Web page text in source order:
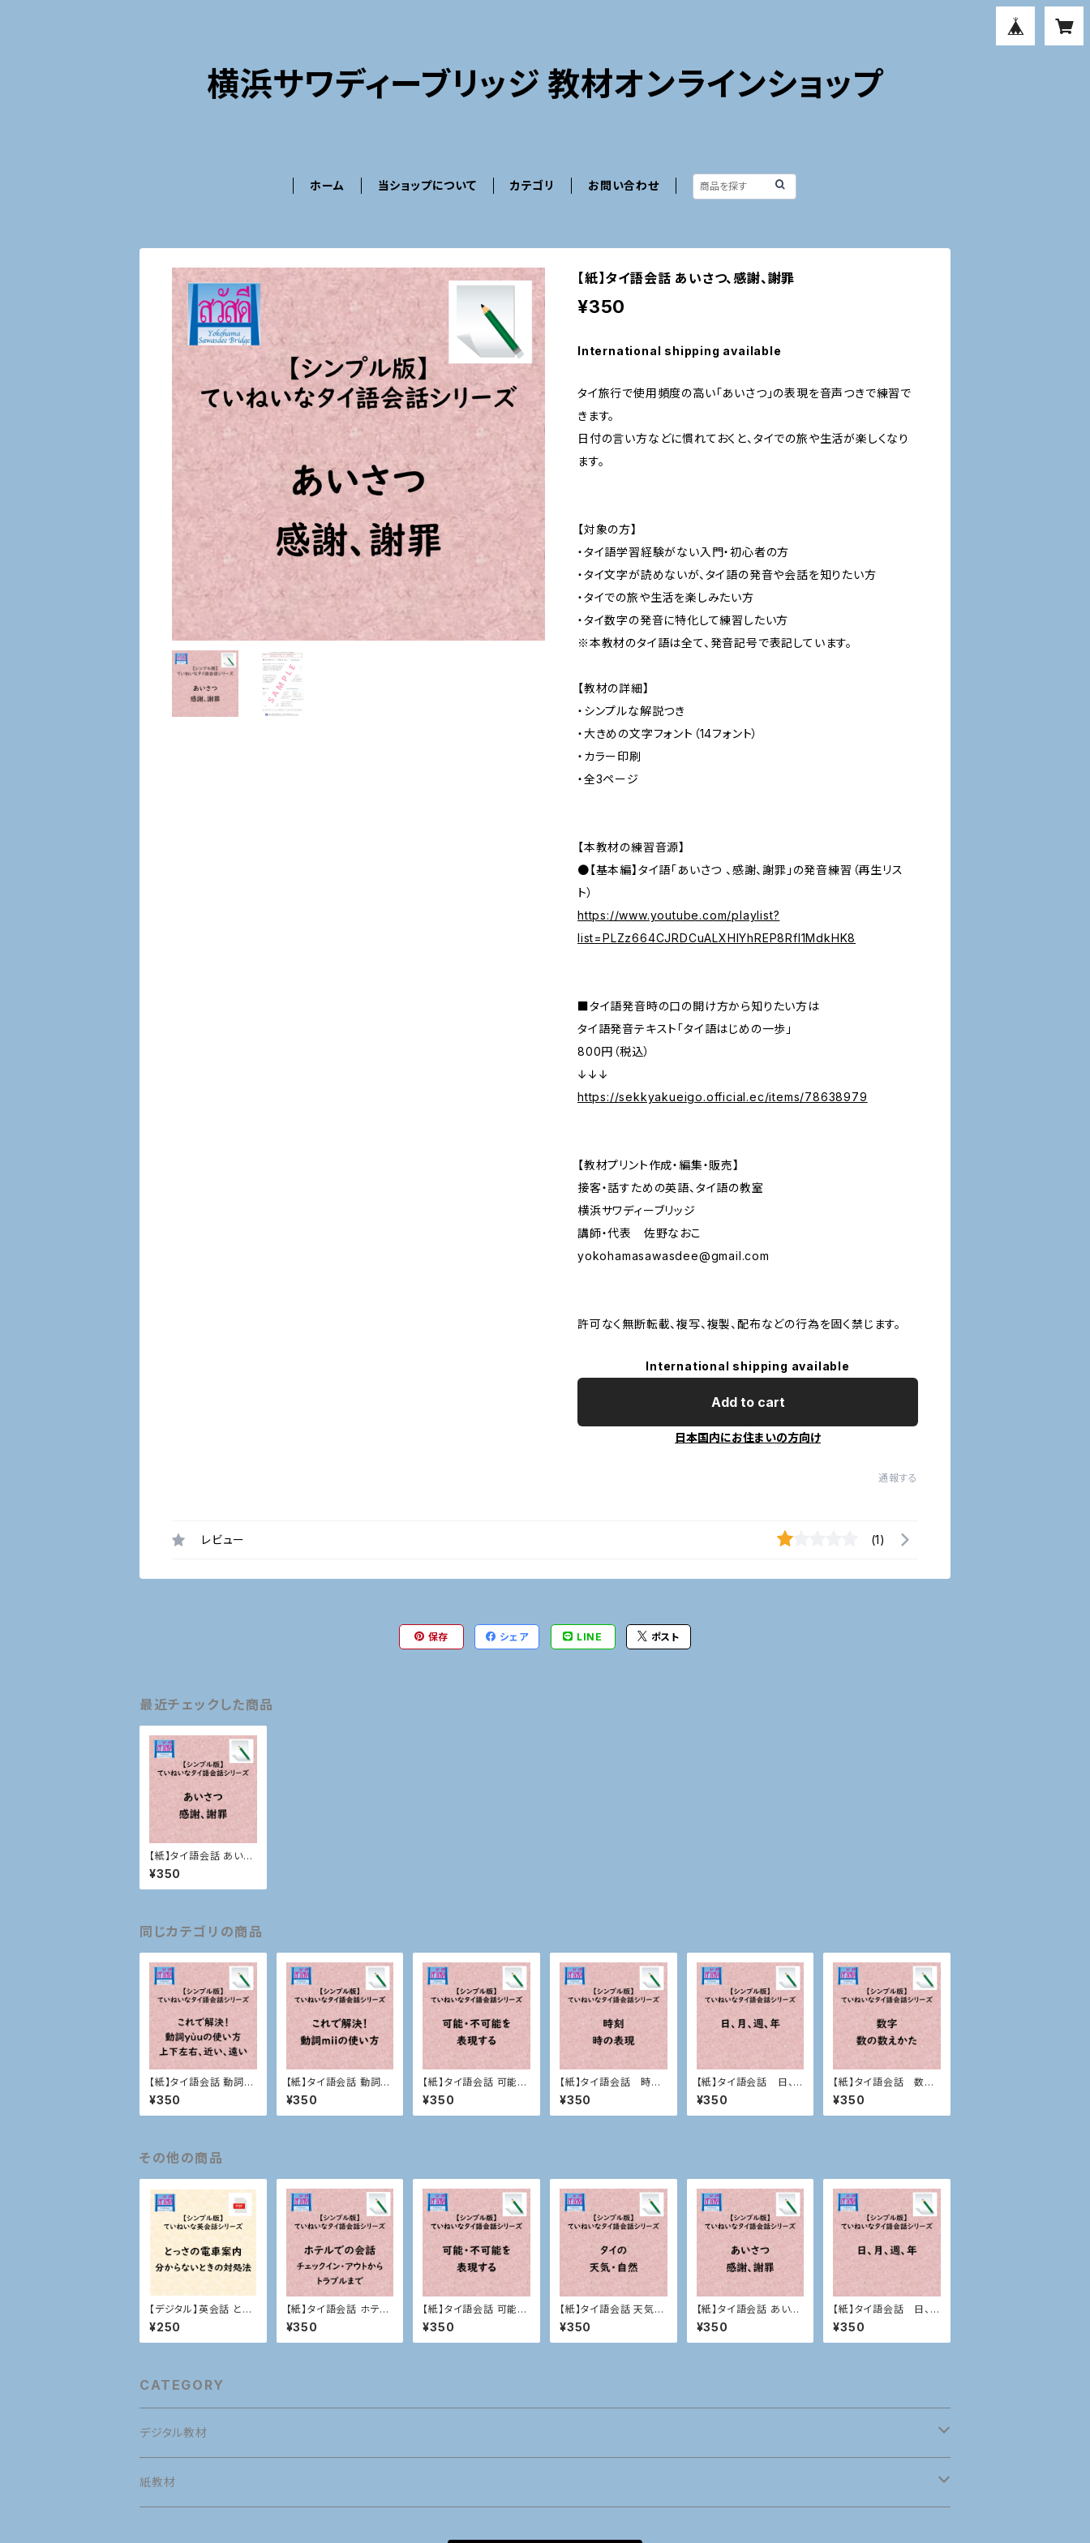
横浜サワディーブリッジ 教材オンラインショップ
ホーム 当ショップについて カテゴリ お問い合わせ
【紙】タイ語会話 あいさつ、感謝、謝罪
¥350
International shipping available
タイ旅行で使用頻度の高い「あいさつ」の表現を音声つきで練習で
きます。
日付の言い方などに慣れておくと、タイでの旅や生活が楽しくなり
ます。
【対象の方】
・タイ語学習経験がない入門・初心者の方
・タイ文字が読めないが、タイ語の発音や会話を知りたい方
・タイでの旅や生活を楽しみたい方
・タイ数字の発音に特化して練習したい方
※本教材のタイ語は全て、発音記号で表記しています。
【教材の詳細】
・シンプルな解説つき
・大きめの文字フォント（14フォント）
・カラー印刷
・全3ページ
【本教材の練習音源】
●【基本編】タイ語「あいさつ 、感謝、謝罪」の発音練習（再生リス
ト）
https://www.youtube.com/playlist?
list=PLZz664CJRDCuALXHlYhREP8Rfl1MdkHK8
■タイ語発音時の口の開け方から知りたい方は
タイ語発音テキスト「タイ語はじめの一歩」
800円（税込）
↓↓↓
https://sekkyakueigo.official.ec/items/78638979
【教材プリント作成・編集・販売】
接客・話すための英語、タイ語の教室
横浜サワディーブリッジ
講師・代表 佐野なおこ
yokohamasawasdee@gmail.com
許可なく無断転載、複写、複製、配布などの行為を固く禁じます。
International shipping available
Add to cart
日本国内にお住まいの方向け
通報する
レビュー (1)
保存 シェア LINE ポスト
最近チェックした商品
【紙】タイ語会話 あいさ
つ、感謝、謝罪
¥350
同じカテゴリの商品
【紙】タイ語会話 動詞yù
uの使い方、上下左右、
近い、遠いなど
¥350
【紙】タイ語会話 動詞mi
iの使い方
¥350
【紙】タイ語会話 可能・
不可能を表現する
¥350
【紙】タイ語会話 時刻、
時の表現
¥350
【紙】タイ語会話 日、
月、週、年
¥350
【紙】タイ語会話 数字、
数の数えかた
¥350
その他の商品
【デジタル】英会話 とっ
さの電車案内
¥250
【紙】タイ語会話 ホテル
での会話
¥350
【紙】タイ語会話 可能・
不可能を表現する
¥350
【紙】タイ語会話 天気・
自然
¥350
【紙】タイ語会話 あいさ
つ、感謝、謝罪
¥350
【紙】タイ語会話 日、
月、週、年
¥350
CATEGORY
デジタル教材
英語
紙教材